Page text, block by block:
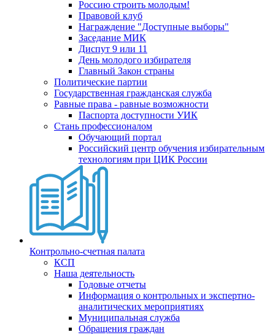
Россию строить молодым!
Правовой клуб
Награждение "Доступные выборы"
Заседание МИК
Диспут 9 или 11
День молодого избирателя
Главный Закон страны
Политические партии
Государственная гражданская служба
Равные права - равные возможности
Паспорта доступности УИК
Стань профессионалом
Обучающий портал
Российский центр обучения избирательным
технологиям при ЦИК России
Контрольно-счетная палата
КСП
Наша деятельность
Годовые отчеты
Информация о контрольных и экспертно-
аналитических мероприятиях
Муниципальная служба
Обращения граждан